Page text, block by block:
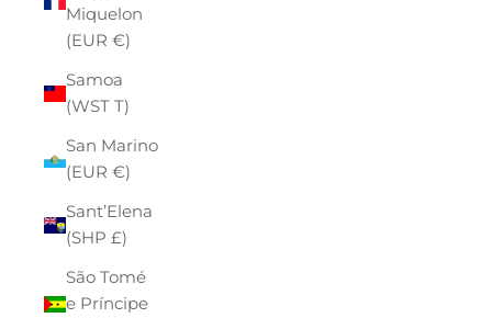
Miquelon
(EUR €)
Samoa
(WST T)
San Marino
(EUR €)
Sant’Elena
(SHP £)
São Tomé
e Príncipe